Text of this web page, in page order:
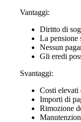
Vantaggi:
Diritto di
La pensione
Nessun
Gli eredi
Svantaggi:
Costi elevati
Importi di
Rimozione